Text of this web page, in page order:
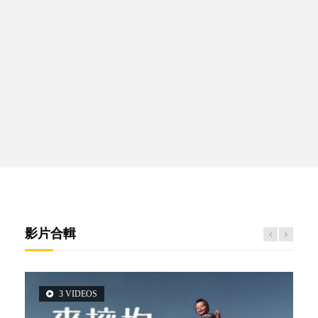
影片合輯
3 VIDEOS
2 VIDEOS
5 VIDEOS
6 VIDEOS
6 VIDEOS